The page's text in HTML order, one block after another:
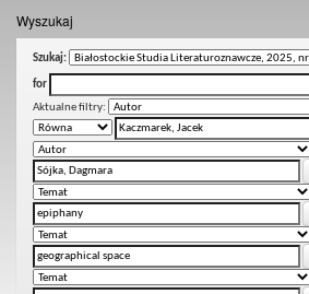
Wyszukaj
Szukaj:
for
Aktualne filtry: